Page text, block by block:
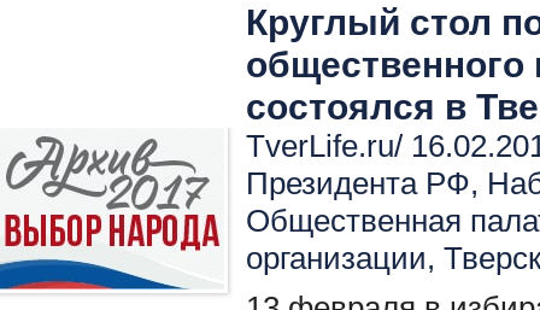
Круглый стол
состоялся в
TverLife.ru/
Президента РФ,
Общественная
организации,